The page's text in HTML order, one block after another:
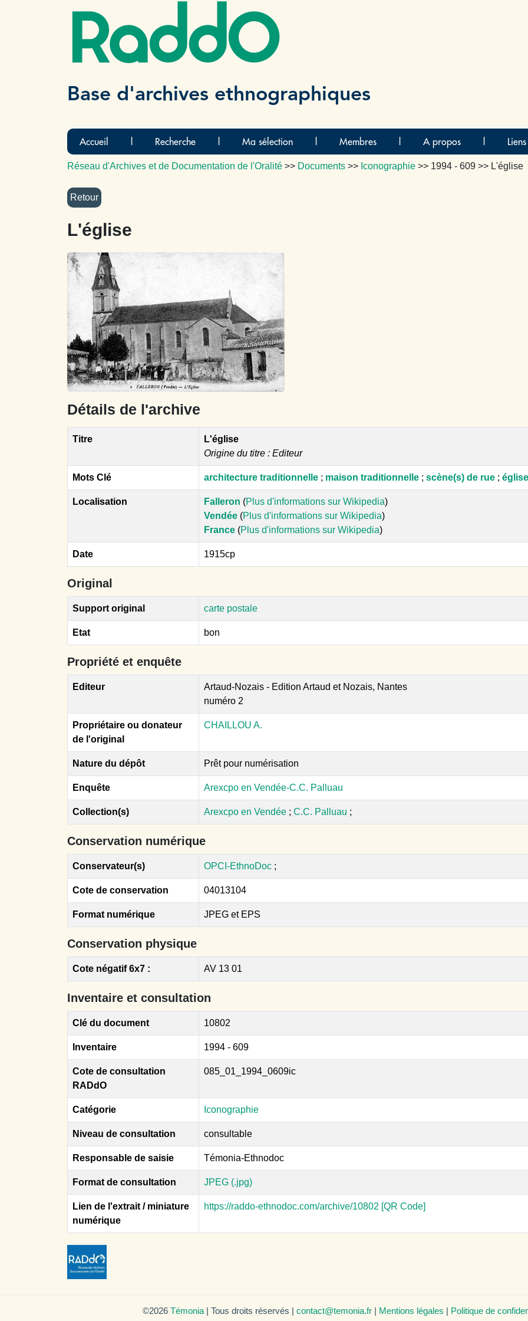
RaddO
Base d'archives ethnographiques
Accueil Recherche Ma sélection Membres A propos
Réseau d'Archives et de Documentation de l'Oralité >> Documents >> Iconographie >> 1994 - 609 >> L'église
L'église
Détails de l'archive
Titre
L'église
Origine du titre : Editeur
Mots Clé architecture traditionnelle ; maison traditionnelle ; scène(s) de rue ; église
Localisation Falleron (Plus d'informations sur Wikipedia)
Vendée (Plus d'informations sur Wikipedia)
France (Plus d'informations sur Wikipedia)
Date 1915cp
Original
Support original carte postale
Etat bon
Propriété et enquête
Editeur
Artaud-Nozais - Edition Artaud et Nozais, Nantes
numéro 2
Propriétaire ou donateur
de l'original
CHAILLOU A.
Nature du dépôt Prêt pour numérisation
Enquête Arexcpo en Vendée-C.C. Palluau
Collection(s) Arexcpo en Vendée ; C.C. Palluau ;
Conservation numérique
Conservateur(s) OPCI-EthnoDoc ;
Cote de conservation 04013104
Format numérique JPEG et EPS
Conservation physique
Cote négatif 6x7 : AV 13 01
Inventaire et consultation
Clé du document 10802
Inventaire 1994 - 609
Cote de consultation
RADdO
085_01_1994_0609ic
Catégorie Iconographie
Niveau de consultation consultable
Responsable de saisie Témonia-Ethnodoc
Format de consultation JPEG (.jpg)
Lien de l'extrait / miniature
numérique
https://raddo-ethnodoc.com/archive/10802 [QR Code]
©2026 Témonia | Tous droits réservés | contact@temonia.fr | Mentions légales | Politique de